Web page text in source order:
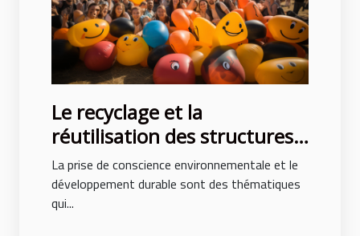
Le recyclage et la
réutilisation des structures
gonflables après des
événements
La prise de conscience environnementale et le
développement durable sont des thématiques
qui...